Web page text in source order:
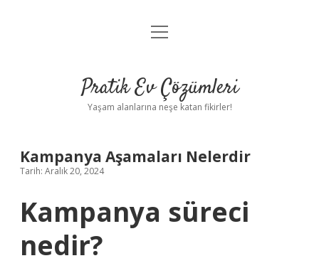
Anasayfa
Yasal Uyarı
menüyü
Pratik Ev Çözümleri
Yaşam alanlarına neşe katan fikirler!
Kampanya Aşamaları Nelerdir
Tarih: Aralık 20, 2024
Kampanya süreci
nedir?